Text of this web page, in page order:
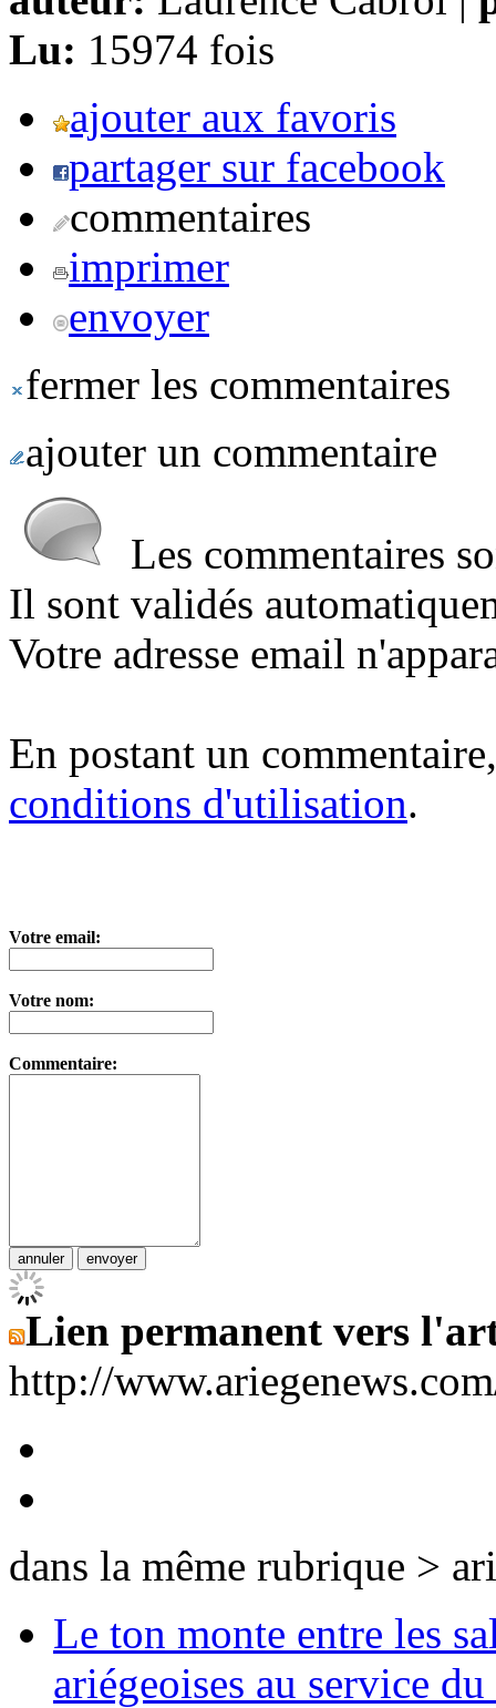
Lu: 15974 fois
ajouter aux favoris
partager sur facebook
commentaires
imprimer
envoyer
fermer les commentaires
ajouter un commentaire
Les commentaires
Il sont validés
Votre adresse email
En postant un
conditions d'utilisation.
Votre email:
Votre nom:
Commentaire:
Lien permanent vers
http://
dans la même rubrique >
Le ton monte entre les
ariégeoises au service